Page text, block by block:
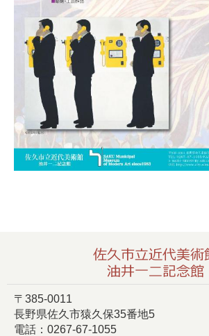
〒385-0011
長野県佐久市猿久保35番地5
電話：0267-67-1055